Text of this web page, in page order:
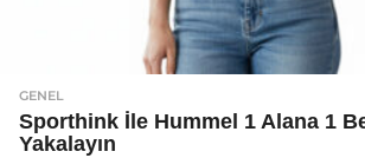
GENEL
Sporthink İle Hummel 1 Alana 1
Yakalayın